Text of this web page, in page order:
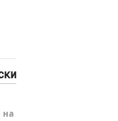
на